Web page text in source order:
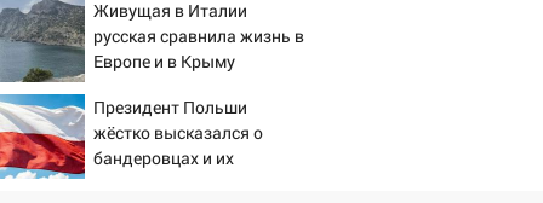
Живущая в Италии
русская сравнила жизнь в
Европе и в Крыму
Президент Польши
жёстко высказался о
бандеровцах и их